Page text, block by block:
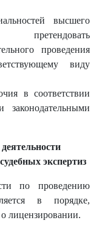
высшего
претендовать
проведения
виду
в соответствии
экспертиз
по проведению
в порядке,
лицензировании.